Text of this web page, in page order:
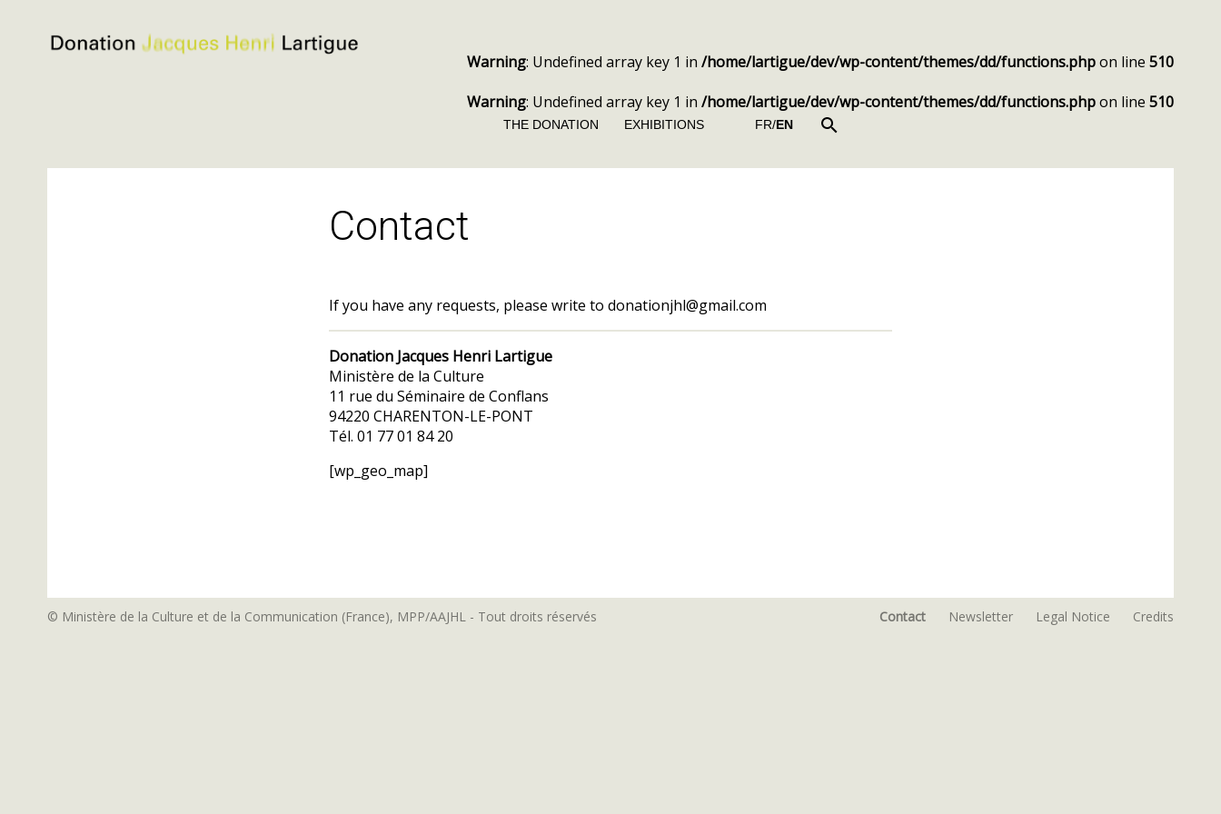
Warning: Undefined array key 1 in /home/lartigue/dev/wp-content/themes/dd/functions.phpon line 510
Warning: Undefined array key 1 in /home/lartigue/dev/wp-content/themes/dd/functions.phpon line 510
THE DONATION EXHIBITIONS FR/EN
Contact
If you have any requests, please write to donationjhl@gmail.com
Donation Jacques Henri Lartigue
Ministère de la Culture
11 rue du Séminaire de Conflans
94220 CHARENTON-LE-PONT
Tél. 01 77 01 84 20
[wp_geo_map]
© Ministère de la Culture et de la Communication (France), MPP/AAJHL - Tout droits réservés Contact Newsletter Legal Notice Credits